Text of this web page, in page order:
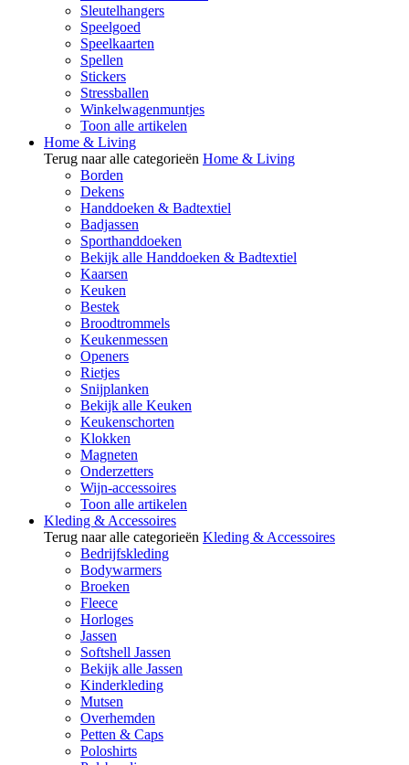
Sleutelhangers
Speelgoed
Speelkaarten
Spellen
Stickers
Stressballen
Winkelwagenmuntjes
Toon alle artikelen
Home & Living
Terug naar alle categorieën Home & Living
Borden
Dekens
Handdoeken & Badtextiel
Badjassen
Sporthanddoeken
Bekijk alle Handdoeken & Badtextiel
Kaarsen
Keuken
Bestek
Broodtrommels
Keukenmessen
Openers
Rietjes
Snijplanken
Bekijk alle Keuken
Keukenschorten
Klokken
Magneten
Onderzetters
Wijn-accessoires
Toon alle artikelen
Kleding & Accessoires
Terug naar alle categorieën Kleding & Accessoires
Bedrijfskleding
Bodywarmers
Broeken
Fleece
Horloges
Jassen
Softshell Jassen
Bekijk alle Jassen
Kinderkleding
Mutsen
Overhemden
Petten & Caps
Poloshirts